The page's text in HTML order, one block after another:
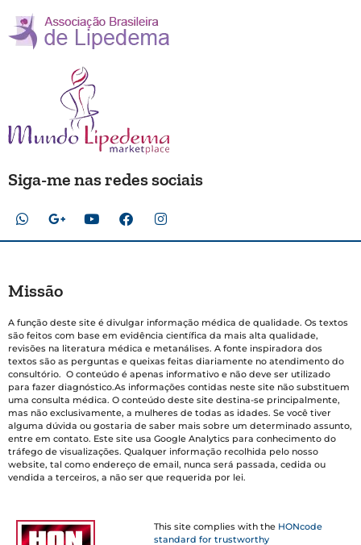
Siga-me nas redes sociais
Missão
A função deste site é divulgar informação médica de qualidade. Os textos
são feitos com base em evidência científica da mais alta qualidade,
revisões na literatura médica e metanálises. A fonte inspiradora dos
textos são as perguntas e queixas feitas diariamente no atendimento do
consultório. O conteúdo é apenas informativo e não deve ser utilizado
para fazer diagnóstico.As informações contidas neste site não substituem
uma consulta médica. O conteúdo deste site destina-se principalmente,
mas não exclusivamente, a mulheres de todas as idades. Se você tiver
alguma dúvida ou gostaria de saber mais sobre um determinado assunto,
entre em contato. Este site usa Google Analytics para conhecimento do
tráfego de visualizações. Qualquer informação recolhida pelo nosso
website, tal como endereço de email, nunca será passada, cedida ou
vendida a terceiros, a não ser que requerida por lei.
This site complies with the HONcode
standard for trustworthy